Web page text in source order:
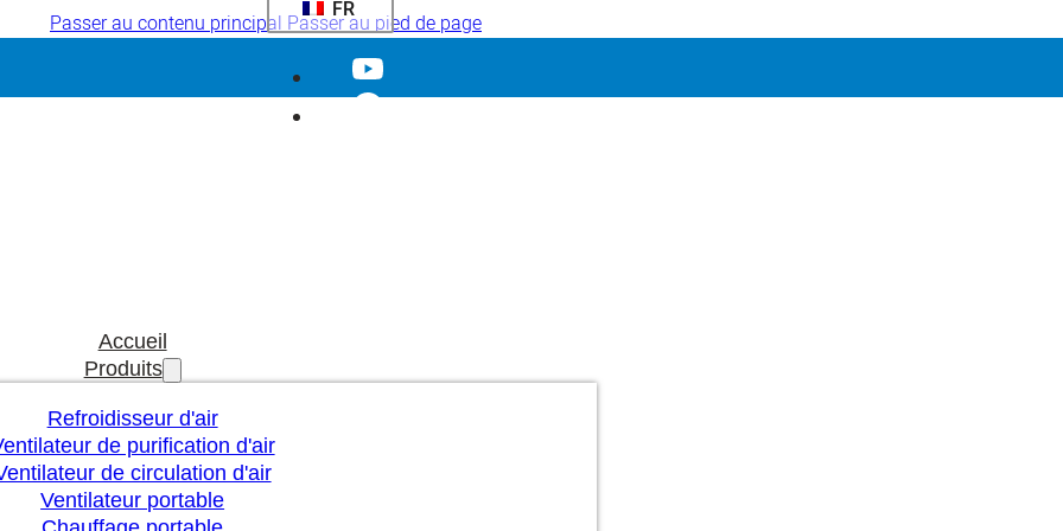
Passer au contenu principalPasser au pied de page
FR
Accueil
Produits
Refroidisseur d'air
de purification d'air
de circulation d'air
Ventilateur portable